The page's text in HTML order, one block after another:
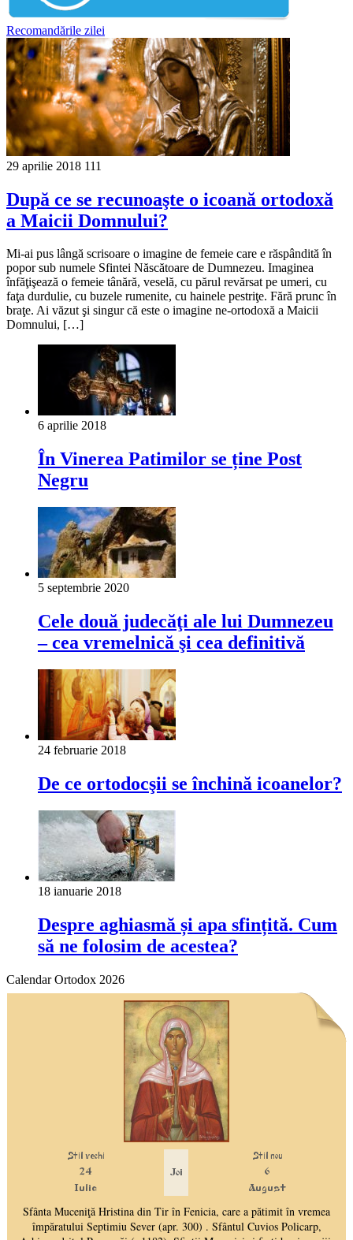
Recomandările zilei
29 aprilie 2018 111
După ce se recunoaşte o icoană ortodoxă
a Maicii Domnului?
Mi-ai pus lângă scrisoare o imagine de femeie care e răspândită în
popor sub numele Sfintei Născătoare de Dumnezeu. Imaginea
înfăţişează o femeie tânără, veselă, cu părul revărsat pe umeri, cu
faţa durdulie, cu buzele rumenite, cu hainele pestriţe. Fără prunc în
braţe. Ai văzut şi singur că este o imagine ne-ortodoxă a Maicii
Domnului, […]
6 aprilie 2018
În Vinerea Patimilor se ține Post
Negru
5 septembrie 2020
Cele două judecăţi ale lui Dumnezeu
– cea vremelnică şi cea definitivă
24 februarie 2018
De ce ortodocşii se închină icoanelor?
18 ianuarie 2018
Despre aghiasmă și apa sfințită. Cum
să ne folosim de acestea?
Calendar Ortodox 2026